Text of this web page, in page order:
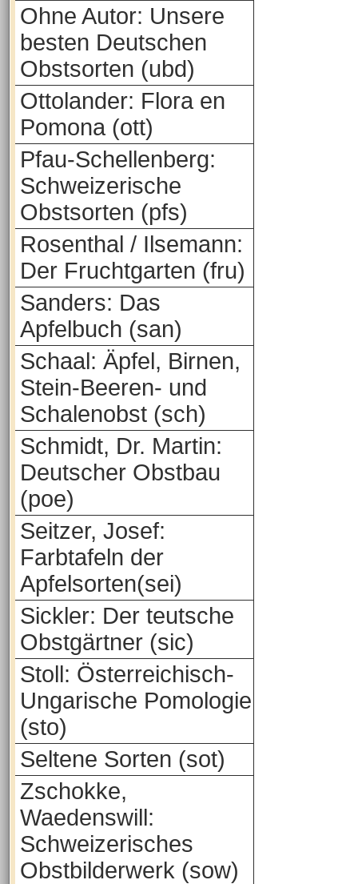
Ohne Autor: Unsere
besten Deutschen
Obstsorten (ubd)
Ottolander: Flora en
Pomona (ott)
Pfau-Schellenberg:
Schweizerische
Obstsorten (pfs)
Rosenthal / Ilsemann:
Der Fruchtgarten (fru)
Sanders: Das
Apfelbuch (san)
Schaal: Äpfel, Birnen,
Stein-Beeren- und
Schalenobst (sch)
Schmidt, Dr. Martin:
Deutscher Obstbau
(poe)
Seitzer, Josef:
Farbtafeln der
Apfelsorten(sei)
Sickler: Der teutsche
Obstgärtner (sic)
Stoll: Österreichisch-
Ungarische Pomologie
(sto)
Seltene Sorten (sot)
Zschokke,
Waedenswill:
Schweizerisches
Obstbilderwerk (sow)